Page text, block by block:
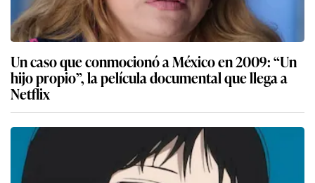
Un caso que conmocionó a México en 2009: “Un
hijo propio”, la película documental que llega a
Netflix